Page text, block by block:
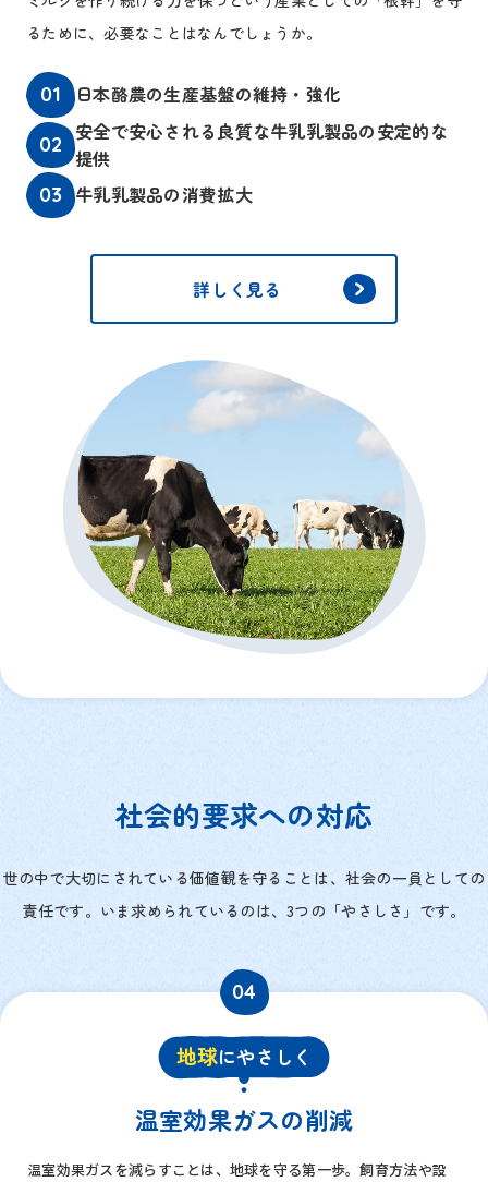
るために、必要なことはなんでしょうか。
01 日本酪農の生産基盤の維持・強化
02
安全で安心される良質な牛乳乳製品の安定的な
提供
03 牛乳乳製品の消費拡大
詳しく見る
社会的要求への対応
世の中で大切にされている価値観を守ることは、社会の一員としての
責任です。 いま求められているのは、3つの「やさしさ」です。
04
地球にやさしく
温室効果ガスの削減
温室効果ガスを減らすことは、地球を守る第一歩。飼育方法や設